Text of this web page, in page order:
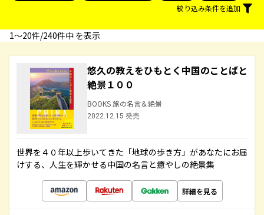
絞り込み条件を追加
1〜20件/240件中 を表示
悠久の教えをひもとく中国のことばと
絶景１００
BOOKS 旅の名言＆絶景
2022.12.15 発売
世界を４０年以上歩いてきた「地球の歩き方」があなたにお届
けする、人生を輝かせる中国の名言と癒やしの絶景集
詳細を見る